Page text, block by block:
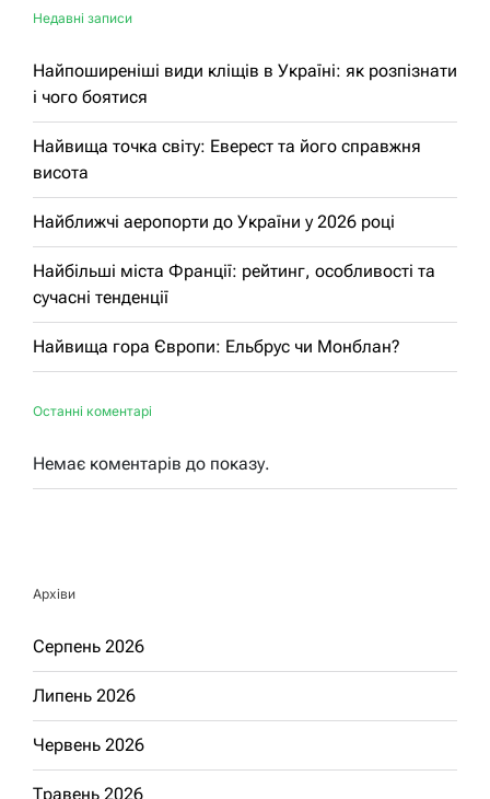
Недавні записи
Найпоширеніші види кліщів в Україні: як розпізнати
і чого боятися
Найвища точка світу: Еверест та його справжня
висота
Найближчі аеропорти до України у 2026 році
Найбільші міста Франції: рейтинг, особливості та
сучасні тенденції
Найвища гора Європи: Ельбрус чи Монблан?
Останні коментарі
Немає коментарів до показу.
Архіви
Серпень 2026
Липень 2026
Червень 2026
Травень 2026